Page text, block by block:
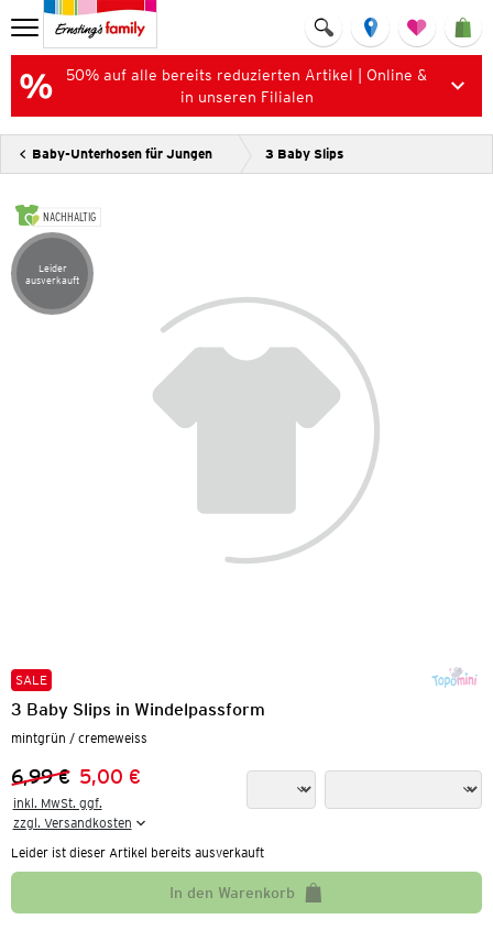
50% auf alle bereits reduzierten Artikel | Online &
in unseren Filialen
Baby-Unterhosen für Jungen 3 Baby Slips
NACHHALTIG
Artikel leider ausverkauft
Leider
ausverkauft
SALE
3 Baby Slips in Windelpassform
mintgrün / cremeweiss
Vorheriger Preis:
6,99 €
Neuer Preis:
5,00 €
inkl. MwSt. ggf.
zzgl. Versandkosten
Leider ist dieser Artikel bereits ausverkauft
In den Warenkorb